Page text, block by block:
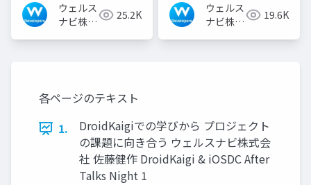
ウェルス
ナビ株式
25.2K
ウェルス
ナビ株式
19.6K
各ページのテキスト
1.
DroidKaigiでの学びから プロジェクト
の課題に向き合う ウェルスナビ株式会
社 佐藤健作 DroidKaigi & iOSDC After
Talks Night 1